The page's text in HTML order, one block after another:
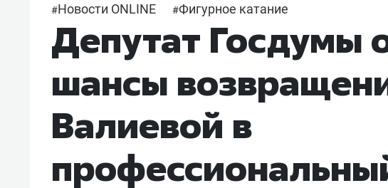
#Новости ONLINE #Фигурное катание
Депутат Госдумы
шансы
Валиевой в